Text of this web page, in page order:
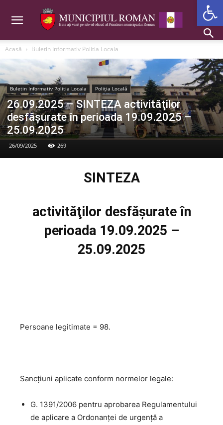
Acasă Buletin Informativ Politia Locala
Buletin Informativ Politia Locala Poliția Locală
26.09.2025 – SINTEZA activităţilor
desfăşurate în perioada 19.09.2025 –
25.09.2025
26/09/2025 269
SINTEZA
activităţilor desfăşurate în
perioada 19.09.2025 –
25.09.2025
Persoane legitimate = 98.
Sancțiuni aplicate conform normelor legale:
G. 1391/2006 pentru aprobarea Regulamentului
de aplicare a Ordonanţei de urgenţă a